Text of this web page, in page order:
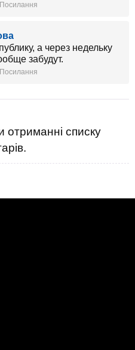
Посилання
а через недельку
забудут.
Посилання
отриманні списку